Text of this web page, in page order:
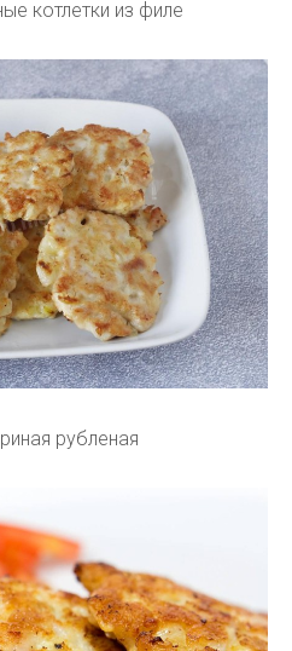
котлетки из филе
рубленая